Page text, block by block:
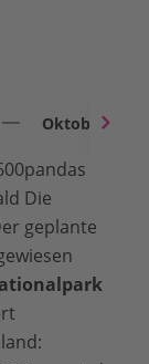
Oktober
Die
geplante